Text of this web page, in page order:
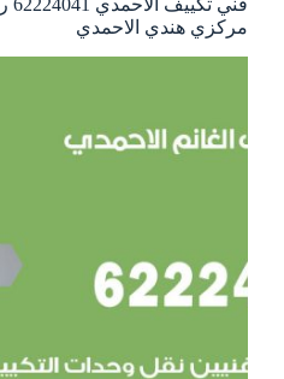
مركزي هندي الاحمدي